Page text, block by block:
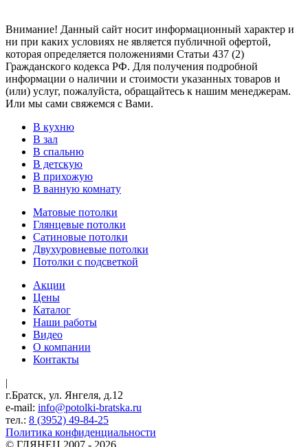
Внимание! Данный сайт носит информационный характер и
ни при каких условиях не является публичной офертой,
которая определяется положениями Статьи 437 (2)
Гражданского кодекса РФ. Для получения подробной
информации о наличии и стоимости указанных товаров и
(или) услуг, пожалуйста, обращайтесь к нашим менеджерам.
Или мы сами свяжемся с Вами.
В кухню
В зал
В спальню
В детскую
В прихожую
В ванную комнату
Матовые потолки
Глянцевые потолки
Сатиновые потолки
Двухуровневые потолки
Потолки с подсветкой
Акции
Цены
Каталог
Наши работы
Видео
О компании
Контакты
|
г.Братск, ул. Янгеля, д.12
e-mail: info@potolki-bratska.ru
тел.: 8 (3952) 49-84-25
Политика конфиденциальности
© ГЛЯНЕЦ 2007 - 2026